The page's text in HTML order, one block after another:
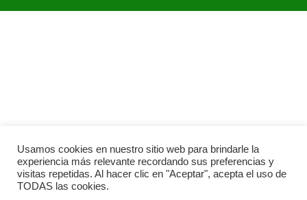
Usamos cookies en nuestro sitio web para brindarle la
experiencia más relevante recordando sus preferencias y
visitas repetidas. Al hacer clic en "Aceptar", acepta el uso de
TODAS las cookies.